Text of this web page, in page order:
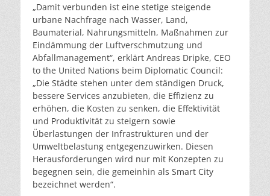
„Damit verbunden ist eine stetige steigende
urbane Nachfrage nach Wasser, Land,
Baumaterial, Nahrungsmitteln, Maßnahmen zur
Eindämmung der Luftverschmutzung und
Abfallmanagement“, erklärt Andreas Dripke, CEO
to the United Nations beim Diplomatic Council:
„Die Städte stehen unter dem ständigen Druck,
bessere Services anzubieten, die Effizienz zu
erhöhen, die Kosten zu senken, die Effektivität
und Produktivität zu steigern sowie
Überlastungen der Infrastrukturen und der
Umweltbelastung entgegenzuwirken. Diesen
Herausforderungen wird nur mit Konzepten zu
begegnen sein, die gemeinhin als Smart City
bezeichnet werden“.